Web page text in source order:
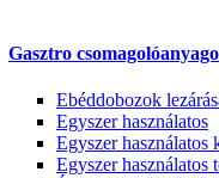
Gasztro
Ebéddobozok
Egyszer használatos
Egyszer használatos
Egyszer használatos